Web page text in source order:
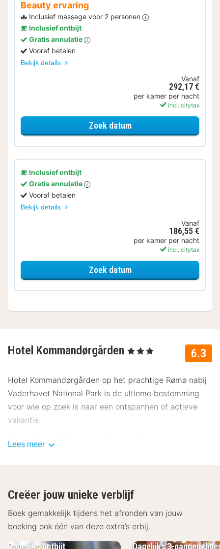
Beauty ervaring
Inclusief massage voor 2 personen
Inclusief ontbijt
Gratis annulatie
Vooraf betalen
Bekijk details
Vanaf
292,17 €
per kamer per nacht
incl. citytax
Zoek datumvoor Beauty ervaring
Inclusief ontbijt
Gratis annulatie
Vooraf betalen
Bekijk details
Vanaf
186,55 €
per kamer per nacht
incl. citytax
Zoek datumvoor Superior
6.3
Hotel Kommandørgården , 3 Sterren
Hotel Kommandørgården op het prachtige Rømø nabij
Vaderhavet National Park is de ultieme bestemming
voor wie op zoek is naar een ontspannen of actieve
vakantie.
Over Hotel Kommandørgarden
recreatieve activiteiten. Ontspan in het
wellnesscentrum met binnen- en buitenzwembaden,
bezoek de paarden in het IJslandse centrum van de
Lees meer
Creëer jouw unieke verblijf
Boek gemakkelijk tijdens het afronden van jouw
boeking ook één van deze extra’s erbij.
Dagelijks 3-gangen
Dagelijks ontbijt